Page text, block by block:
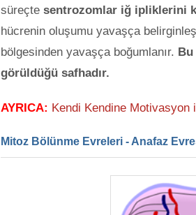
süreçte sentrozomlar iğ ipliklerini
hücrenin oluşumu yavaşça
bölgesinden yavaşça boğumlanır.
görüldüğü safhadır.
AYRICA: Kendi Kendine Motivasyon
Mitoz Bölünme Evreleri - Anafaz